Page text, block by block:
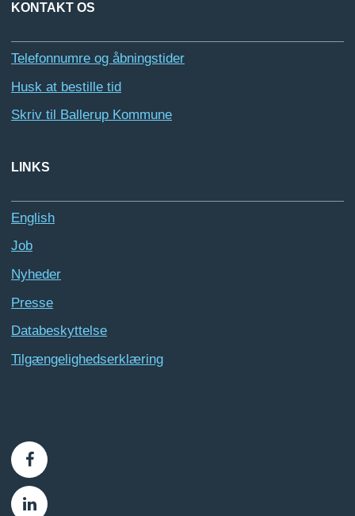
KONTAKT OS
Telefonnumre og åbningstider
Husk at bestille tid
Skriv til Ballerup Kommune
LINKS
English
Job
Nyheder
Presse
Databeskyttelse
Tilgængelighedserklæring